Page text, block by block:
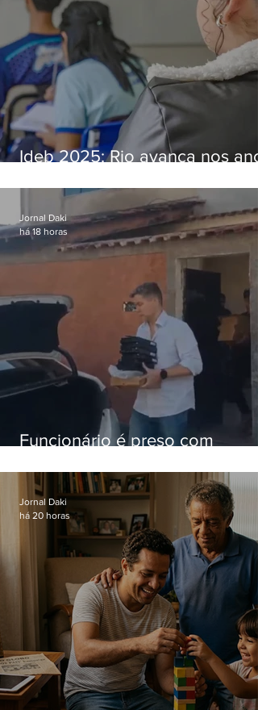
Ideb 2025: Rio avança nos
nacional
Funcionário é preso com
Hospital do Andaraí
Jornal Daki
há 18 horas
Jornal Daki
há 20 horas